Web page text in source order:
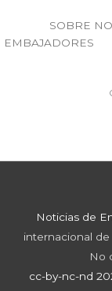
SOBRE
EMBAJADORES
Noticias de
internacional
No
cc-by-nc-nd